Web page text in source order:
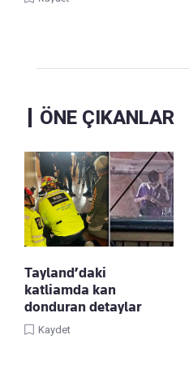
ÖNE ÇIKANLAR
Tayland’daki
katliamda kan
donduran detaylar
Kaydet